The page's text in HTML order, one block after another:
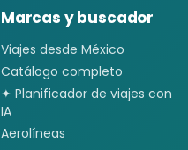
Marcas y buscador
Viajes desde México
Catálogo completo
✦ Planificador de viajes con
IA
Aerolíneas